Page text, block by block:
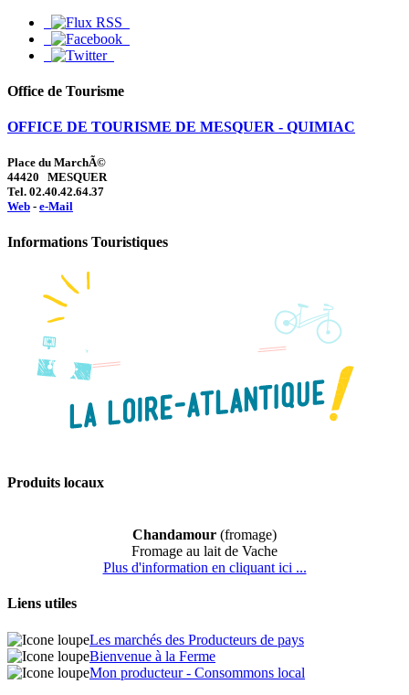
Office de Tourisme
OFFICE DE TOURISME DE MESQUER - QUIMIAC
Place du MarchÃ©
44420 MESQUER
Tel. 02.40.42.64.37
Web - e-Mail
Informations Touristiques
Produits locaux
Chandamour (fromage)
Fromage au lait de Vache
Plus d'information en cliquant ici ...
Liens utiles
Les marchés des Producteurs de pays
Bienvenue à la Ferme
Mon producteur - Consommons local